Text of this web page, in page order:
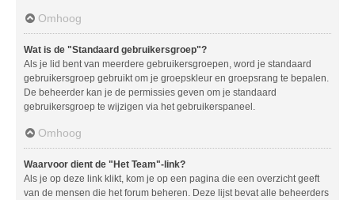
Omhoog
Wat is de "Standaard gebruikersgroep"?
Als je lid bent van meerdere gebruikersgroepen, word je standaard
gebruikersgroep gebruikt om je groepskleur en groepsrang te bepalen.
De beheerder kan je de permissies geven om je standaard
gebruikersgroep te wijzigen via het gebruikerspaneel.
Omhoog
Waarvoor dient de "Het Team"-link?
Als je op deze link klikt, kom je op een pagina die een overzicht geeft
van de mensen die het forum beheren. Deze lijst bevat alle beheerders